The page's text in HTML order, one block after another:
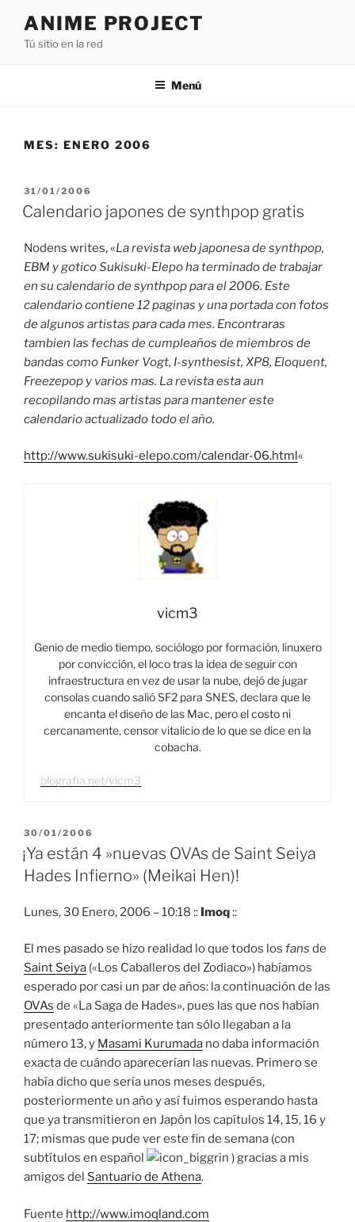
contenido
ANIME PROJECT
Tú sitio en la red
Menú
MES: ENERO 2006
PUBLICADO
EL
31/01/2006
Calendario japones de synthpop gratis
Nodens writes, «La revista web japonesa de synthpop,
EBM y gotico Sukisuki-Elepo ha terminado de trabajar
en su calendario de synthpop para el 2006. Este
calendario contiene 12 paginas y una portada con fotos
de algunos artistas para cada mes. Encontraras
tambien las fechas de cumpleaños de miembros de
bandas como Funker Vogt, I-synthesist, XP8, Eloquent,
Freezepop y varios mas. La revista esta aun
recopilando mas artistas para mantener este
calendario actualizado todo el año.
http://www.sukisuki-elepo.com/calendar-06.html«
vicm3
Genio de medio tiempo, sociólogo por formación, linuxero
por convicción, el loco tras la idea de seguir con
infraestructura en vez de usar la nube, dejó de jugar
consolas cuando salió SF2 para SNES, declara que le
encanta el diseño de las Mac, pero el costo ni
cercanamente, censor vitalicio de lo que se dice en la
cobacha.
blografia.net/vicm3
PUBLICADO
EL
30/01/2006
¡Ya están 4 »nuevas OVAs de Saint Seiya
Hades Infierno» (Meikai Hen)!
Lunes, 30 Enero, 2006 – 10:18 :: Imoq::
El mes pasado se hizo realidad lo que todos los fans de
Saint Seiya («Los Caballeros del Zodiaco») habíamos
esperado por casi un par de años: la continuación de las
OVAs de «La Saga de Hades», pues las que nos habían
presentado anteriormente tan sólo llegaban a la
número 13, y Masami Kurumada no daba información
exacta de cuándo aparecerían las nuevas. Primero se
había dicho que sería unos meses después,
posteriormente un año y así fuimos esperando hasta
que ya transmitieron en Japón los capítulos 14, 15, 16 y
17; mismas que pude ver este fin de semana (con
subtítulos en español
) gracias a mis
amigos del Santuario de Athena.
Fuente http://www.imoqland.com